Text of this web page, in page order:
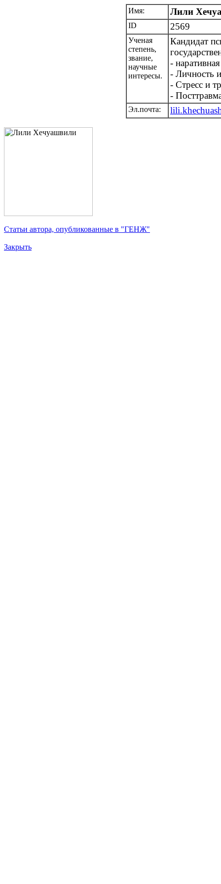
Имя: Лили
ID 2569
Ученая
степень,
звание,
научные
интересы.
Кандидат
-
- Личность
- Стресс и
-
Эл.почта:
Статьи автора, опубликованные в "ГЕНЖ"
Закрыть